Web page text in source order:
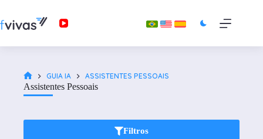
GUIA IA ASSISTENTES PESSOAIS
Assistentes Pessoais
Filtros